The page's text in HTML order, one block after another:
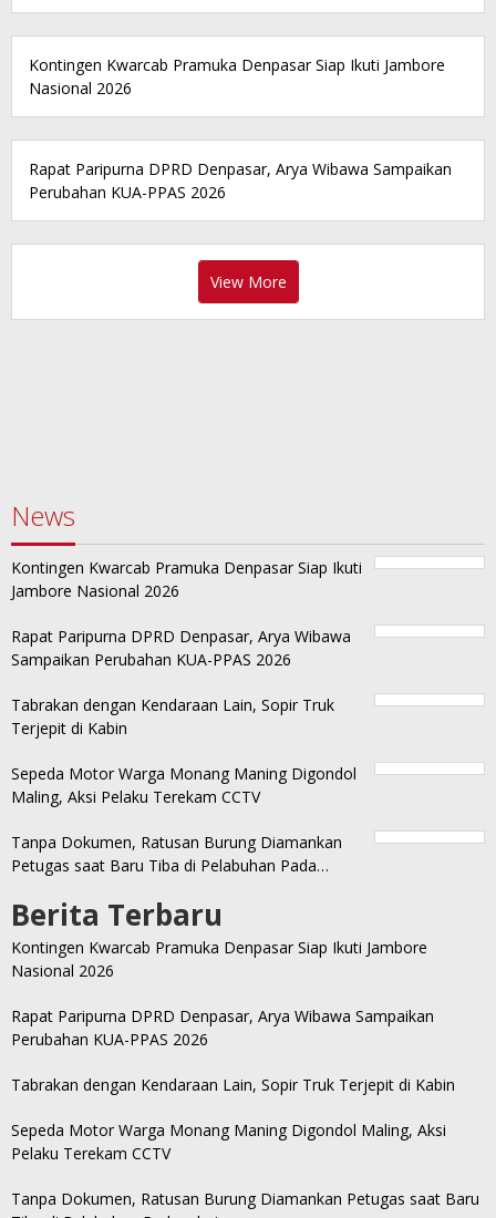
Kontingen Kwarcab Pramuka Denpasar Siap Ikuti Jambore
Nasional 2026
Rapat Paripurna DPRD Denpasar, Arya Wibawa Sampaikan
Perubahan KUA-PPAS 2026
View More
News
Kontingen Kwarcab Pramuka Denpasar Siap Ikuti
Jambore Nasional 2026
Rapat Paripurna DPRD Denpasar, Arya Wibawa
Sampaikan Perubahan KUA-PPAS 2026
Tabrakan dengan Kendaraan Lain, Sopir Truk
Terjepit di Kabin
Sepeda Motor Warga Monang Maning Digondol
Maling, Aksi Pelaku Terekam CCTV
Tanpa Dokumen, Ratusan Burung Diamankan
Petugas saat Baru Tiba di Pelabuhan Pada…
Berita Terbaru
Kontingen Kwarcab Pramuka Denpasar Siap Ikuti Jambore
Nasional 2026
Rapat Paripurna DPRD Denpasar, Arya Wibawa Sampaikan
Perubahan KUA-PPAS 2026
Tabrakan dengan Kendaraan Lain, Sopir Truk Terjepit di Kabin
Sepeda Motor Warga Monang Maning Digondol Maling, Aksi
Pelaku Terekam CCTV
Tanpa Dokumen, Ratusan Burung Diamankan Petugas saat Baru